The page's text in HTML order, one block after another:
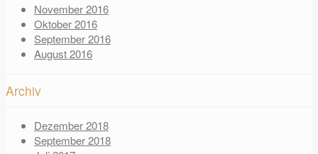
November 2016
Oktober 2016
September 2016
August 2016
Archiv
Dezember 2018
September 2018